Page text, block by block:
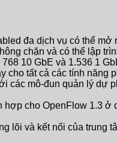
đa dịch vụ có thể
chặn và có thể lập
10 GbE và 1.536 1
cho tất cả các tính năng
các mô-đun quản lý dự
cho OpenFlow 1.3
lõi và kết nối của trung